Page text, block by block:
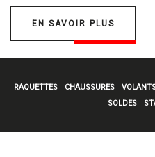
EN SAVOIR PLUS
RAQUETTES CHAUSSURES
SOLDES